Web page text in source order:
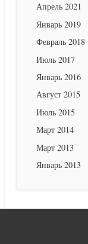
Апрель 2021
Январь 2019
Февраль 2018
Июль 2017
Январь 2016
Август 2015
Июль 2015
Март 2014
Март 2013
Январь 2013